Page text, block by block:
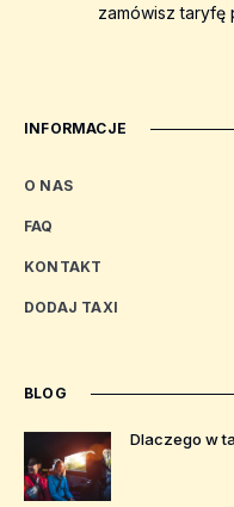
zamówisz taryfę
INFORMACJE
O NAS
FAQ
KONTAKT
DODAJ TAXI
BLOG
Dlaczego w